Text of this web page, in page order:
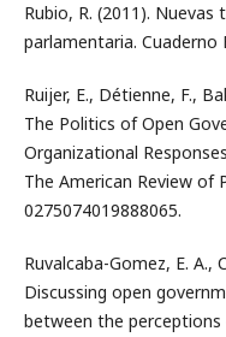
Rubio, R. (2011).
parlamentaria. Cuaderno
Ruijer, E., Détienne, F.,
The Politics of Open
Organizational
The American Review of
0275074019888065.
Ruvalcaba-Gomez, E. A.,
Discussing open
between the